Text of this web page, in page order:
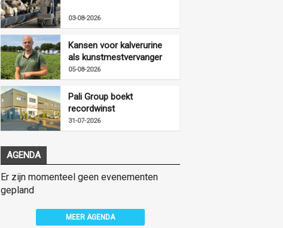
03-08-2026
Kansen voor kalverurine
als kunstmestvervanger
05-08-2026
Pali Group boekt
recordwinst
31-07-2026
AGENDA
Er zijn momenteel geen evenementen
gepland
MEER AGENDA